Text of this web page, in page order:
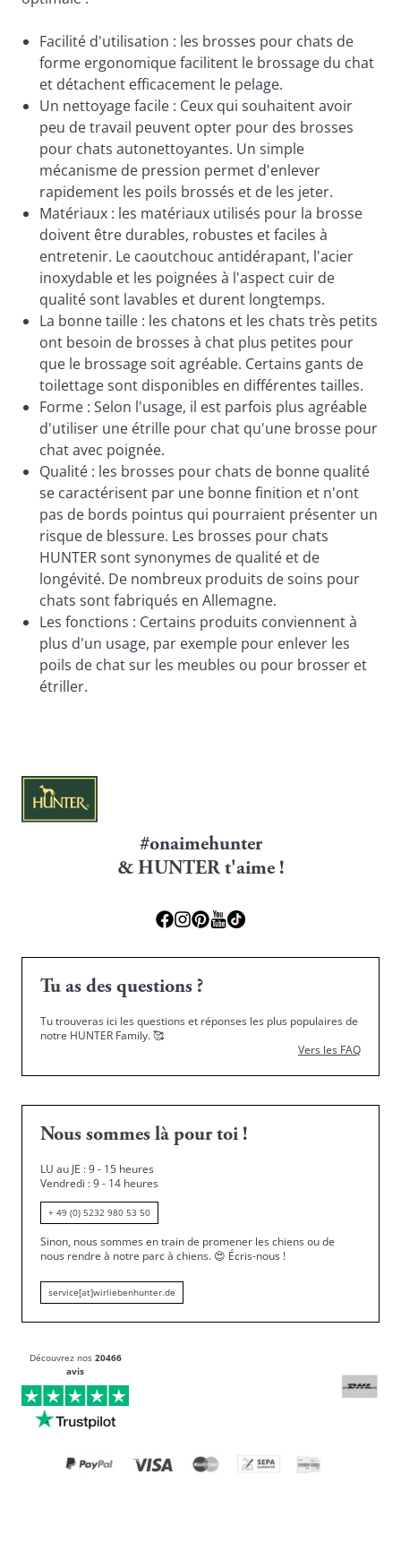
Facilité d'utilisation : les brosses pour chats de
forme ergonomique facilitent le brossage du chat
et détachent efficacement le pelage.
Un nettoyage facile : Ceux qui souhaitent avoir
peu de travail peuvent opter pour des brosses
pour chats autonettoyantes. Un simple
mécanisme de pression permet d'enlever
rapidement les poils brossés et de les jeter.
Matériaux : les matériaux utilisés pour la brosse
doivent être durables, robustes et faciles à
entretenir. Le caoutchouc antidérapant, l'acier
inoxydable et les poignées à l'aspect cuir de
qualité sont lavables et durent longtemps.
La bonne taille : les chatons et les chats très petits
ont besoin de brosses à chat plus petites pour
que le brossage soit agréable. Certains gants de
toilettage sont disponibles en différentes tailles.
Forme : Selon l'usage, il est parfois plus agréable
d'utiliser une étrille pour chat qu'une brosse pour
chat avec poignée.
Qualité : les brosses pour chats de bonne qualité
se caractérisent par une bonne finition et n'ont
pas de bords pointus qui pourraient présenter un
risque de blessure. Les brosses pour chats
HUNTER sont synonymes de qualité et de
longévité. De nombreux produits de soins pour
chats sont fabriqués en Allemagne.
Les fonctions : Certains produits conviennent à
plus d'un usage, par exemple pour enlever les
poils de chat sur les meubles ou pour brosser et
étriller.
#onaimehunter
& HUNTER t'aime !
Tu as des questions ?
Tu trouveras ici les questions et réponses les plus populaires de
notre HUNTER Family.🥰
Vers les FAQ
Nous sommes là pour toi !
LU au JE : 9 - 15 heures
Vendredi : 9 - 14 heures
+ 49 (0) 5232 980 53 50
Sinon, nous sommes en train de promener les chiens ou de
nous rendre à notre parc à chiens. 😍 Écris-nous !
service[at]wirliebenhunter.de
Découvrez nos 20466
avis